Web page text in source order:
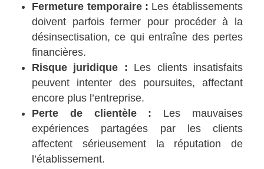
Fermeture temporaire : Les établissements
doivent parfois fermer pour procéder à la
désinsectisation, ce qui entraîne des pertes
financières.
Risque juridique : Les clients insatisfaits
peuvent intenter des poursuites, affectant
encore plus l’entreprise.
Perte de clientèle : Les mauvaises
expériences partagées par les clients
affectent sérieusement la réputation de
l’établissement.